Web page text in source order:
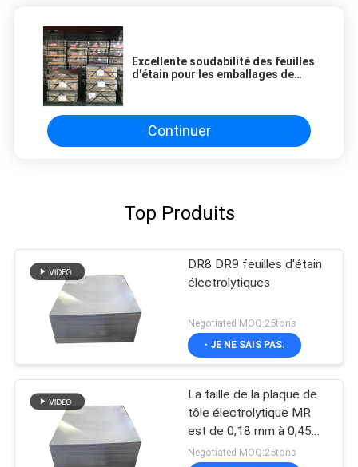
Excellente soudabilité des feuilles
d'étain pour les emballages de
Continuer
Top Produits
DR8 DR9 feuilles d'étain
électrolytiques
Negotiated MOQ:25tons
- JE NE SAIS PAS.
La taille de la plaque de
tôle électrolytique MR
est de 0,18 mm à 0,45
mm
Negotiated MOQ:25tons